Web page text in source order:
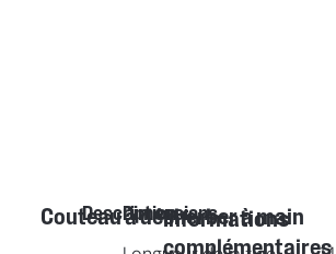
Couteau à désherber à main
Description
Dimensions
Informations
complémentaires